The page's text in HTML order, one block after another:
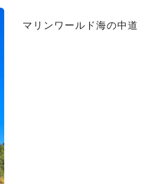
マリンワールド海の中道